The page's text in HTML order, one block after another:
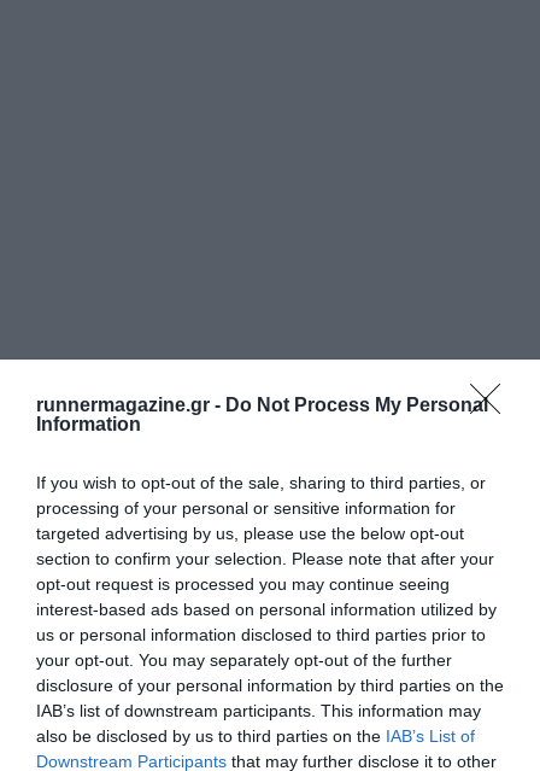
runnermagazine.gr - Do Not Process My Personal
Information
If you wish to opt-out of the sale, sharing to third parties, or
processing of your personal or sensitive information for
targeted advertising by us, please use the below opt-out
section to confirm your selection. Please note that after your
opt-out request is processed you may continue seeing
interest-based ads based on personal information utilized by
us or personal information disclosed to third parties prior to
your opt-out. You may separately opt-out of the further
disclosure of your personal information by third parties on the
IAB’s list of downstream participants. This information may
also be disclosed by us to third parties on the IAB’s List of
Downstream Participants that may further disclose it to other